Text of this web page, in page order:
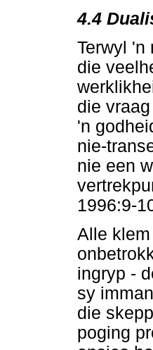
4.4
Terwyl 'n
die
die
'n
nie-
nie een
1996:9-
Alle
ingryp -
sy
die
poging